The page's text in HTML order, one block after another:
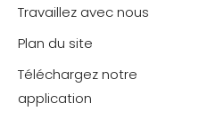
Travaillez avec nous
Plan du site
Téléchargez notre
application